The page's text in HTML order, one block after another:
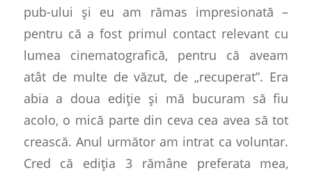
pub-ului și eu am rămas impresionată –
pentru că a fost primul contact relevant cu
lumea cinematografică, pentru că aveam
atât de multe de văzut, de „recuperat”. Era
abia a doua ediție și mă bucuram să fiu
acolo, o mică parte din ceva cea avea să tot
crească. Anul următor am intrat ca voluntar.
Cred că ediția 3 rămâne preferata mea,